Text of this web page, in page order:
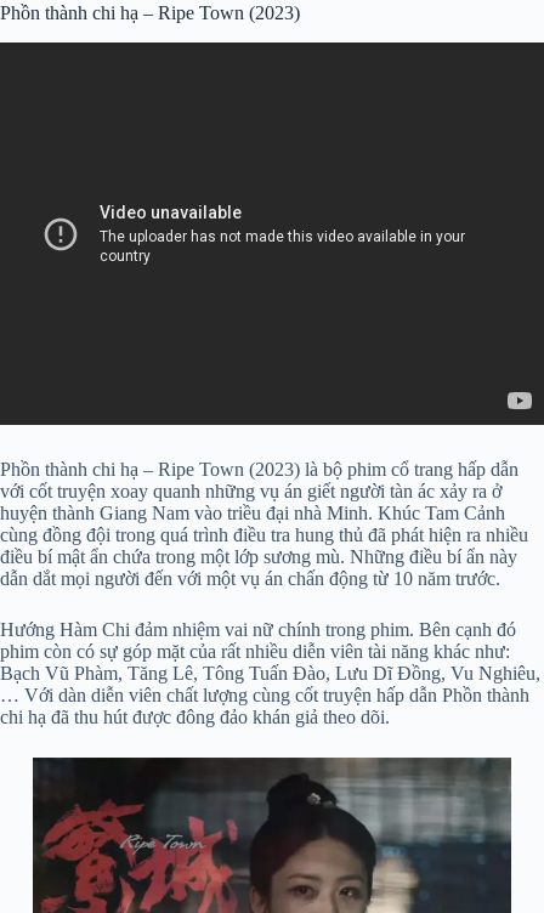
Phồn thành chi hạ – Ripe Town (2023)
Phồn thành chi hạ – Ripe Town (2023) là bộ phim cổ trang hấp dẫn
với cốt truyện xoay quanh những vụ án giết người tàn ác xảy ra ở
huyện thành Giang Nam vào triều đại nhà Minh. Khúc Tam Cảnh
cùng đồng đội trong quá trình điều tra hung thủ đã phát hiện ra nhiều
điều bí mật ẩn chứa trong một lớp sương mù. Những điều bí ẩn này
dẫn dắt mọi người đến với một vụ án chấn động từ 10 năm trước.
Hướng Hàm Chi đảm nhiệm vai nữ chính trong phim. Bên cạnh đó
phim còn có sự góp mặt của rất nhiều diễn viên tài năng khác như:
Bạch Vũ Phàm, Tăng Lê, Tông Tuấn Đào, Lưu Dĩ Đồng, Vu Nghiêu,
… Với dàn diễn viên chất lượng cùng cốt truyện hấp dẫn Phồn thành
chi hạ đã thu hút được đông đảo khán giả theo dõi.